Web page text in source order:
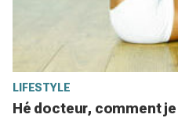
LIFESTYLE
Hé docteur, comment